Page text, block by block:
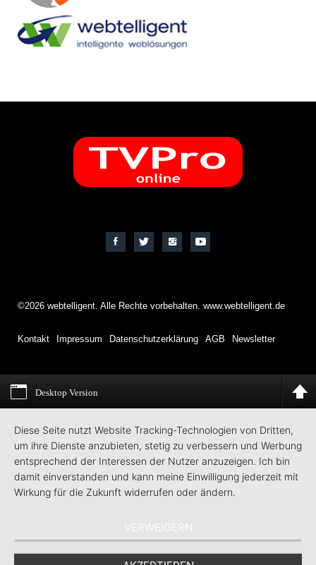
©2026 webtelligent. Alle Rechte vorbehalten. www.webtelligent.de
Kontakt Impressum Datenschutzerklärung AGB Newsletter
Desktop Version
Diese Seite nutzt Website Tracking-Technologien von Dritten,
um ihre Dienste anzubieten, stetig zu verbessern und Werbung
entsprechend der Interessen der Nutzer anzuzeigen. Ich bin
damit einverstanden und kann meine Einwilligung jederzeit mit
Wirkung für die Zukunft widerrufen oder ändern.
VERWEIGERN